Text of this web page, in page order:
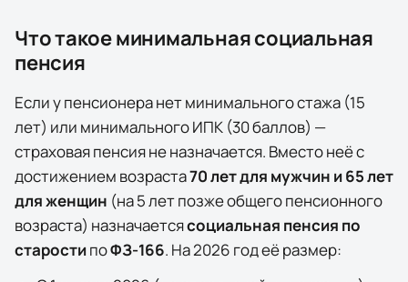
Что такое минимальная социальная
пенсия
Если у пенсионера нет минимального стажа (15
лет) или минимального ИПК (30 баллов) —
страховая пенсия не назначается. Вместо неё с
достижением возраста70 лет для мужчин и 65 лет
для женщин (на 5 лет позже общего пенсионного
возраста) назначаетсясоциальная пенсия по
старостипоФЗ-166. На2026 год её размер: